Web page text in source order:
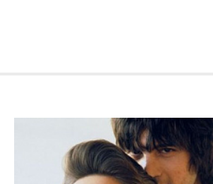
Мужские стрижки
Женские стрижки
Колористика